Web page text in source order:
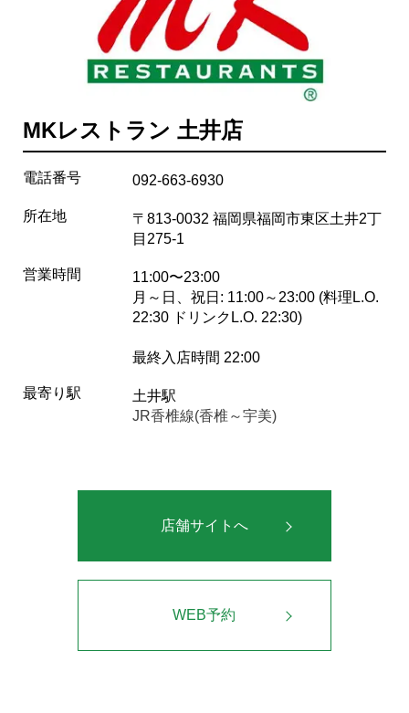
MKレストラン 土井店
電話番号 092-663-6930
所在地
〒813-0032 福岡県福岡市東区土井2丁
目275-1
営業時間
11:00〜23:00
月～日、祝日: 11:00～23:00 (料理L.O.
22:30 ドリンクL.O. 22:30)
最終入店時間 22:00
最寄り駅
土井駅
JR香椎線(香椎～宇美)
店舗サイトへ
WEB予約